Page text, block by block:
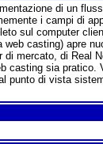
di un
i campi di
sul computer
casting) apre
di mercato, di
casting sia
punto di vista